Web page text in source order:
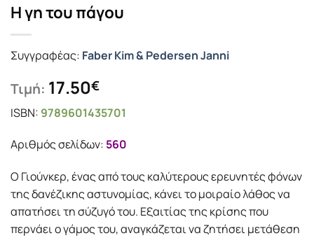
Η γη του πάγου
Συγγραφέας: Faber Kim & Pedersen Janni
Τιμή: 17.50€
ISBN: 9789601435701
Αριθμός σελίδων: 560
Ο Γιούνκερ, ένας από τους καλύτερους ερευνητές φόνων
της δανέζικης αστυνομίας, κάνει το μοιραίο λάθος να
απατήσει τη σύζυγό του. Εξαιτίας της κρίσης που
περνάει ο γάμος του, αναγκάζεται να ζητήσει μετάθεση